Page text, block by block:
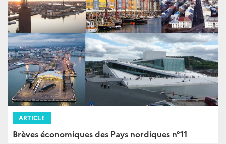
ARTICLE
Brèves économiques des Pays nordiques n°11